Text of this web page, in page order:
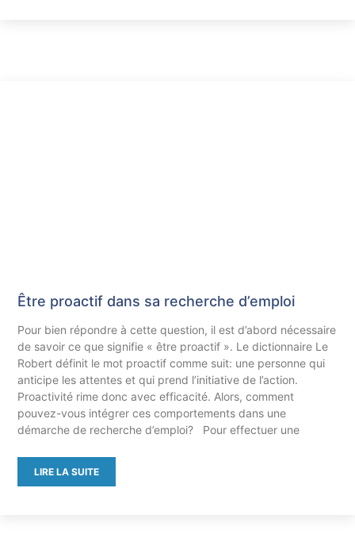
Être proactif dans sa recherche d’emploi
Pour bien répondre à cette question, il est d’abord nécessaire
de savoir ce que signifie « être proactif ». Le dictionnaire Le
Robert définit le mot proactif comme suit: une personne qui
anticipe les attentes et qui prend l’initiative de l’action.
Proactivité rime donc avec efficacité. Alors, comment
pouvez-vous intégrer ces comportements dans une
démarche de recherche d’emploi? Pour effectuer une
LIRE LA SUITE